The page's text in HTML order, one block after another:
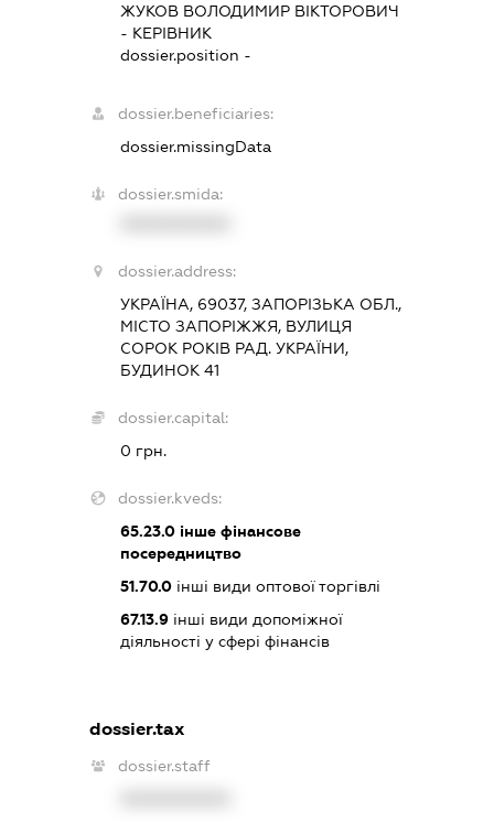
ЖУКОВ ВОЛОДИМИР ВІКТОРОВИЧ
- КЕРІВНИК
dossier.position -
dossier.beneficiaries:
dossier.missingData
dossier.smida:
dossier.address:
УКРАЇНА, 69037, ЗАПОРІЗЬКА ОБЛ.,
МІСТО ЗАПОРІЖЖЯ, ВУЛИЦЯ
СОРОК РОКІВ РАД. УКРАЇНИ,
БУДИНОК 41
dossier.capital:
0 грн.
dossier.kveds:
65.23.0інше фінансове
посередництво
51.70.0інші види оптової торгівлі
67.13.9інші види допоміжної
діяльності у сфері фінансів
dossier.tax
dossier.staff